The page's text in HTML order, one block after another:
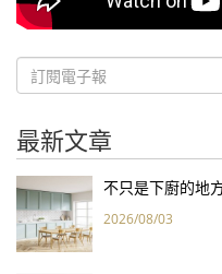
最新文章
不只是下廚的地
2026/08/03